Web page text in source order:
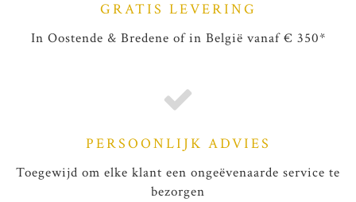
GRATIS LEVERING
In Oostende & Bredene of in België vanaf € 350*
PERSOONLIJK ADVIES
Toegewijd om elke klant een ongeëvenaarde service te
bezorgen